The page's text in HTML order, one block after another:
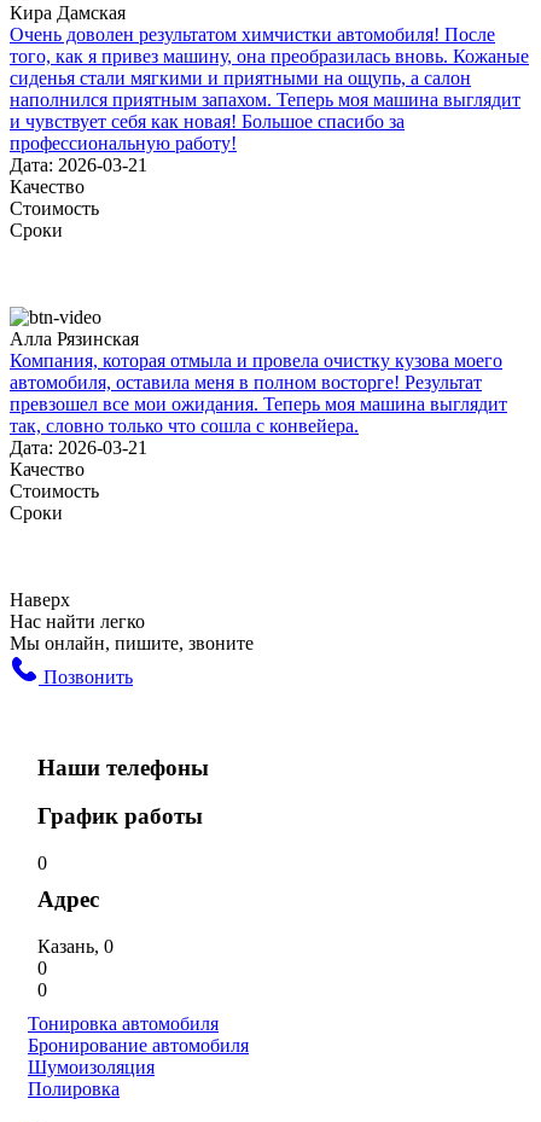
Кира Дамская
Очень доволен результатом химчистки автомобиля! После
того, как я привез машину, она преобразилась вновь. Кожаные
сиденья стали мягкими и приятными на ощупь, а салон
наполнился приятным запахом. Теперь моя машина выглядит
и чувствует себя как новая! Большое спасибо за
профессиональную работу!
Дата: 2026-03-21
Качество
Стоимость
Сроки
Алла Рязинская
Компания, которая отмыла и провела очистку кузова моего
автомобиля, оставила меня в полном восторге! Результат
превзошел все мои ожидания. Теперь моя машина выглядит
так, словно только что сошла с конвейера.
Дата: 2026-03-21
Качество
Стоимость
Сроки
Наверх
Нас найти легко
Мы онлайн, пишите, звоните
Позвонить
Наши телефоны
График работы
0
Адрес
Казань, 0
0
0
Тонировка автомобиля
Бронирование автомобиля
Шумоизоляция
Полировка